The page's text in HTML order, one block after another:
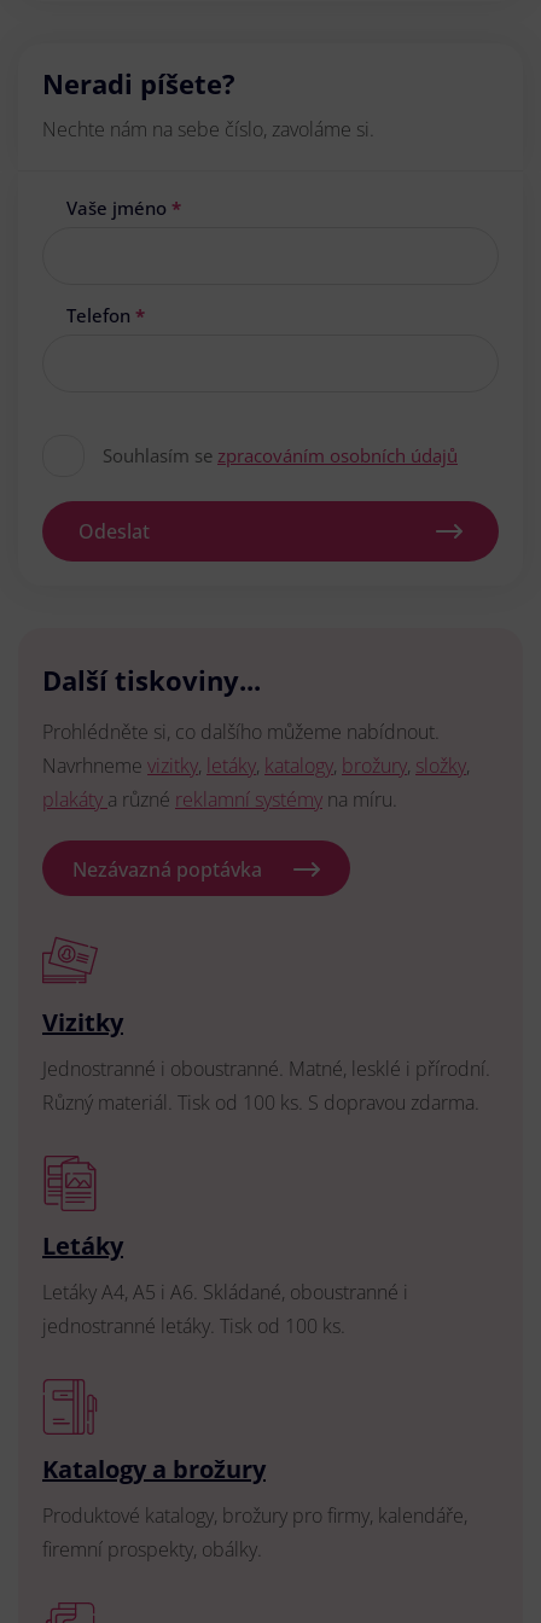
Neradi píšete?
Nechte nám na sebe číslo, zavoláme si.
Vaše jméno *
Telefon *
Souhlasím se zpracováním osobních údajů
Odeslat
Další tiskoviny...
Prohlédněte si, co dalšího můžeme nabídnout.
Navrhneme vizitky, letáky, katalogy, brožury, složky,
plakáty a různé reklamní systémy na míru.
Nezávazná poptávka
Vizitky
Jednostranné i oboustranné. Matné, lesklé i přírodní.
Různý materiál. Tisk od 100 ks. S dopravou zdarma.
Letáky
Letáky A4, A5 i A6. Skládané, oboustranné i
jednostranné letáky. Tisk od 100 ks.
Katalogy a brožury
Produktové katalogy, brožury pro firmy, kalendáře,
firemní prospekty, obálky.